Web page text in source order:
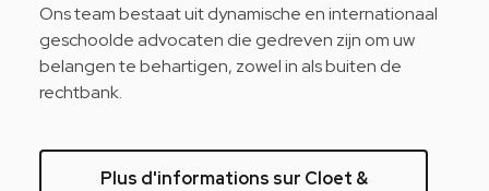
Ons team bestaat uit dynamische en internationaal
geschoolde advocaten die gedreven zijn om uw
belangen te behartigen, zowel in als buiten de
rechtbank.
Plus d'informations sur Cloet &